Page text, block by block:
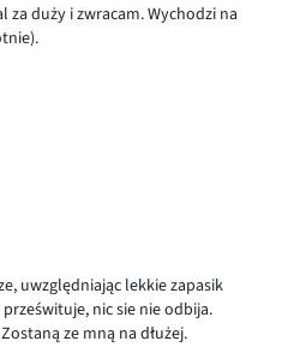
za duży i zwracam. Wychodzi na
uwzględniając lekkie zapasik
nic sie nie odbija.
ze mną na dłużej.